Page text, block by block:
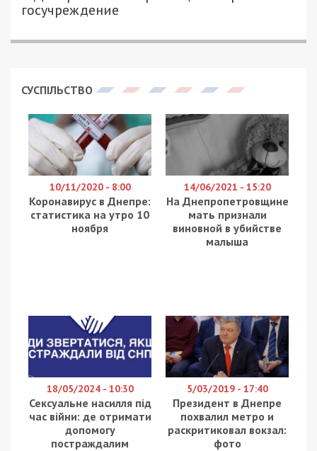
госучреждение
СУСПІЛЬСТВО
10/11/2020 - 8:00
Коронавирус в Днепре:
статистика на утро 10
ноября
14/06/2021 - 15:20
На Днепропетровщине
мать признали
виновной в убийстве
малыша
18/05/2024 - 10:30
Сексуальне насилля під
час війни: де отримати
допомогу
постраждалим
5/03/2019 - 17:40
Президент в Днепре
похвалил метро и
раскритиковал вокзал:
фото